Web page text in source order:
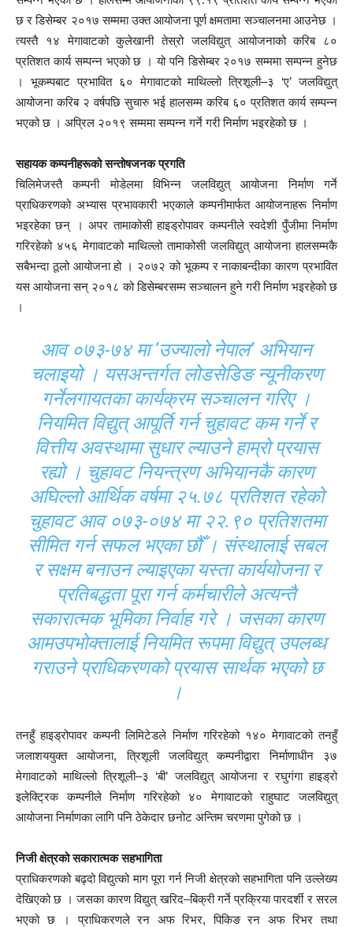
छ र डिसेम्बर २०१७ सम्ममा उक्त आयोजना पूर्ण क्षमतामा सञ्चालनमा आउनेछ ।
त्यस्तै १४ मेगावाटको कुलेखानी तेस्रो जलविद्युत् आयोजनाको करिब ८०
प्रतिशत कार्य सम्पन्न भएको छ । यो पनि डिसेम्बर २०१७ सम्ममा सम्पन्न हुनेछ
। भूकम्पबाट प्रभावित ६० मेगावाटको माथिल्लो त्रिशूली–३ ‘ए’ जलविद्युत्
आयोजना करिब २ वर्षपछि सुचारु भई हालसम्म करिब ६० प्रतिशत कार्य सम्पन्न
भएको छ । अप्रिल २०१९ सम्ममा सम्पन्न गर्ने गरी निर्माण भइरहेको छ ।
सहायक कम्पनीहरूको सन्तोषजनक प्रगति
चिलिमेजस्तै कम्पनी मोडेलमा विभिन्न जलविद्युत् आयोजना निर्माण गर्ने
प्राधिकरणको अभ्यास प्रभावकारी भएकाले कम्पनीमार्फत आयोजनाहरू निर्माण
भइरहेका छन् । अपर तामाकोसी हाइड्रोपावर कम्पनीले स्वदेशी पुँजीमा निर्माण
गरिरहेको ४५६ मेगावाटको माथिल्लो तामाकोसी जलविद्युत् आयोजना हालसम्मकै
सबैभन्दा ठूलो आयोजना हो । २०७२ को भूकम्प र नाकाबन्दीका कारण प्रभावित
यस आयोजना सन् २०१८ को डिसेम्बरसम्म सञ्चालन हुने गरी निर्माण भइरहेको छ
।
आव ०७३-७४ मा ‘उज्यालो नेपाल’ अभियान
चलाइयो । यसअन्तर्गत लोडसेडिङ न्यूनीकरण
गर्नेलगायतका कार्यक्रम सञ्चालन गरिए ।
नियमित विद्युत् आपूर्ति गर्न चुहावट कम गर्ने र
वित्तीय अवस्थामा सुधार ल्याउने हाम्रो प्रयास
रह्यो । चुहावट नियन्त्रण अभियानकै कारण
अघिल्लो आर्थिक वर्षमा २५.७८ प्रतिशत रहेको
चुहावट आव ०७३-०७४ मा २२.९० प्रतिशतमा
सीमित गर्न सफल भएका छौँ । संस्थालाई सबल
र सक्षम बनाउन ल्याइएका यस्ता कार्ययोजना र
प्रतिबद्धता पूरा गर्न कर्मचारीले अत्यन्तै
सकारात्मक भूमिका निर्वाह गरे । जसका कारण
आमउपभोक्तालाई नियमित रूपमा विद्युत् उपलब्ध
गराउने प्राधिकरणको प्रयास सार्थक भएको छ
।
तनहुँ हाइड्रोपावर कम्पनी लिमिटेडले निर्माण गरिरहेको १४० मेगावाटको तनहुँ
जलाशययुक्त आयोजना, त्रिशूली जलविद्युत् कम्पनीद्वारा निर्माणाधीन ३७
मेगावाटको माथिल्लो त्रिशूली–३ ‘बी’ जलविद्युत् आयोजना र रघुगंगा हाइड्रो
इलेक्ट्रिक कम्पनीले निर्माण गरिरहेको ४० मेगावाटको राहुघाट जलविद्युत्
आयोजना निर्माणका लागि पनि ठेकेदार छनोट अन्तिम चरणमा पुगेको छ ।
निजी क्षेत्रको सकारात्मक सहभागिता
प्राधिकरणको बढ्दो विद्युत्को माग पूरा गर्न निजी क्षेत्रको सहभागिता पनि उल्लेख्य
देखिएको छ । जसका कारण विद्युत् खरिद–बिक्री गर्ने प्रक्रिया पारदर्शी र सरल
भएको छ । प्राधिकरणले रन अफ रिभर, पिकिङ रन अफ रिभर तथा